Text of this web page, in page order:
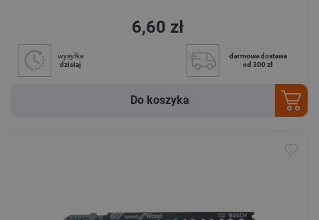
6,60 zł
wysyłka
dzisiaj
darmowa dostawa
od 300 zł
Do koszyka